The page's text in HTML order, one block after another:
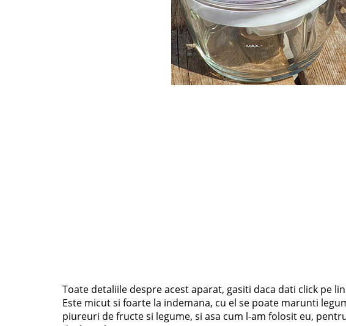
Toate detaliile despre acest aparat, gasiti daca dati click pe
Este micut si foarte la indemana, cu el se poate marunti
piureuri de fructe si legume, si asa cum l-am folosit eu,